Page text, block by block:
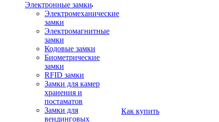
Электронные замки
Электромеханические
замки
Электромагнитные
замки
Кодовые замки
Биометрические
замки
RFID замки
Замки для камер
хранения и
постаматов
Замки для
вендинговых
Как купить